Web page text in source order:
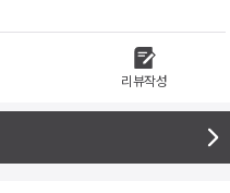
리뷰작성